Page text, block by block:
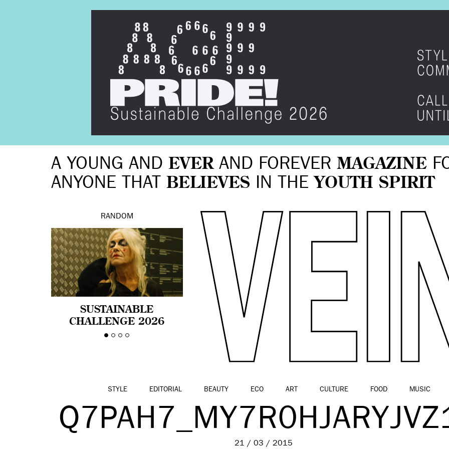
A YOUNG AND EVERAND FOREVER MAGAZINE
ANYONE THAT BELIEVES IN THE YOUTH SPIRIT
RANDOM
SUSTAINABLE
CHALLENGE 2026
CELEBRA LA
STYLE EDITORIAL BEAUTY ECO ART CULTURE FOOD MUSIC
21 / 03 / 2015